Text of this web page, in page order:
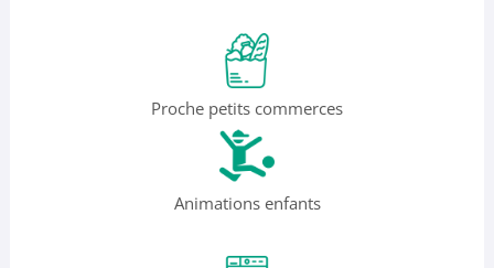
Proche petits commerces
Animations enfants